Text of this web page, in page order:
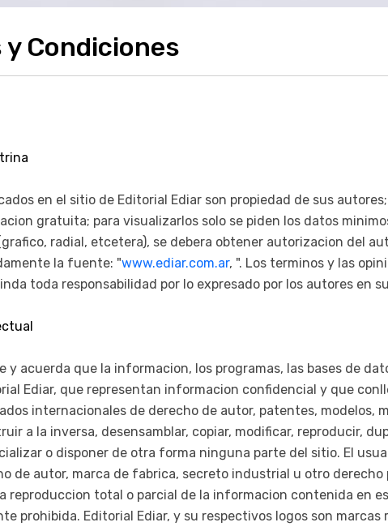
y Condiciones
en el sitio de Editorial Ediar son propiedad de sus
gratuita; para visualizarlos solo se piden los datos
radial, etcetera), se debera obtener autorizacion del
la fuente: "www.ediar.com.ar, ". Los terminos y las
toda responsabilidad por lo expresado por los autores en
y acuerda que la informacion, los programas, las bases de
Ediar, que representan informacion confidencial y que
internacionales de derecho de autor, patentes, modelos,
a la inversa, desensamblar, copiar, modificar, reproducir,
o disponer de otra forma ninguna parte del sitio. El
de autor, marca de fabrica, secreto industrial u otro
reproduccion total o parcial de la informacion contenida en
prohibida. Editorial Ediar, y su respectivos logos son marcas